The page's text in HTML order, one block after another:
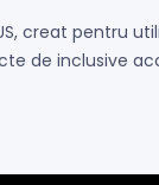
creat pentru
de inclusive